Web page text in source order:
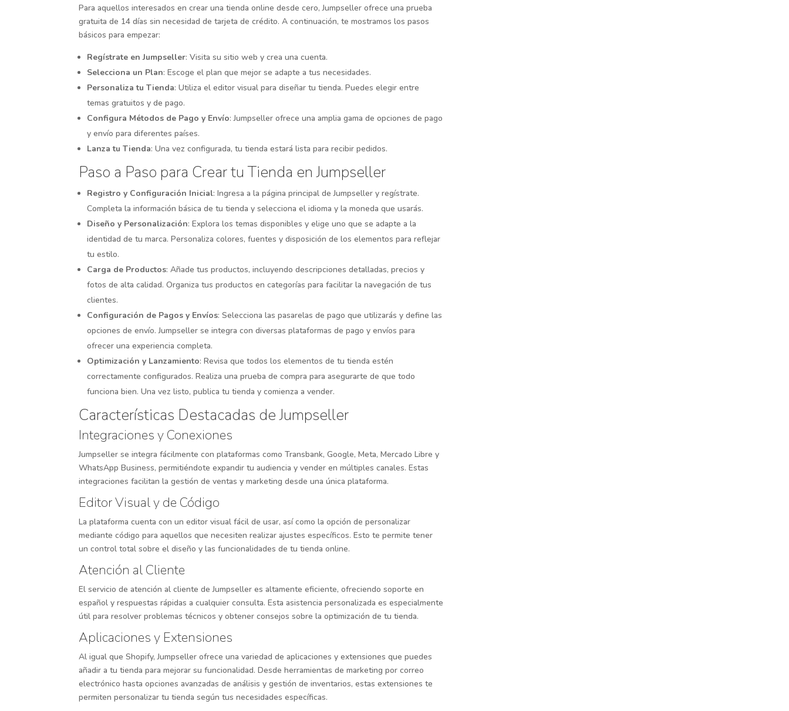
Para aquellos interesados en crear una tienda online desde cero, Jumpseller ofrece una prueba
gratuita de 14 días sin necesidad de tarjeta de crédito. A continuación, te mostramos los pasos
básicos para empezar:
Regístrate en Jumpseller: Visita su sitio web y crea una cuenta.
Selecciona un Plan: Escoge el plan que mejor se adapte a tus necesidades.
Personaliza tu Tienda: Utiliza el editor visual para diseñar tu tienda. Puedes elegir entre
temas gratuitos y de pago.
Configura Métodos de Pago y Envío: Jumpseller ofrece una amplia gama de opciones de pago
y envío para diferentes países.
Lanza tu Tienda: Una vez configurada, tu tienda estará lista para recibir pedidos.
Paso a Paso para Crear tu Tienda en Jumpseller
Registro y Configuración Inicial: Ingresa a la página principal de Jumpseller y regístrate.
Completa la información básica de tu tienda y selecciona el idioma y la moneda que usarás.
Diseño y Personalización: Explora los temas disponibles y elige uno que se adapte a la
identidad de tu marca. Personaliza colores, fuentes y disposición de los elementos para reflejar
tu estilo.
Carga de Productos: Añade tus productos, incluyendo descripciones detalladas, precios y
fotos de alta calidad. Organiza tus productos en categorías para facilitar la navegación de tus
clientes.
Configuración de Pagos y Envíos: Selecciona las pasarelas de pago que utilizarás y define las
opciones de envío. Jumpseller se integra con diversas plataformas de pago y envíos para
ofrecer una experiencia completa.
Optimización y Lanzamiento: Revisa que todos los elementos de tu tienda estén
correctamente configurados. Realiza una prueba de compra para asegurarte de que todo
funciona bien. Una vez listo, publica tu tienda y comienza a vender.
Características Destacadas de Jumpseller
Integraciones y Conexiones
Jumpseller se integra fácilmente con plataformas como Transbank, Google, Meta, Mercado Libre y
WhatsApp Business, permitiéndote expandir tu audiencia y vender en múltiples canales. Estas
integraciones facilitan la gestión de ventas y marketing desde una única plataforma.
Editor Visual y de Código
La plataforma cuenta con un editor visual fácil de usar, así como la opción de personalizar
mediante código para aquellos que necesiten realizar ajustes específicos. Esto te permite tener
un control total sobre el diseño y las funcionalidades de tu tienda online.
Atención al Cliente
El servicio de atención al cliente de Jumpseller es altamente eficiente, ofreciendo soporte en
español y respuestas rápidas a cualquier consulta. Esta asistencia personalizada es especialmente
útil para resolver problemas técnicos y obtener consejos sobre la optimización de tu tienda.
Aplicaciones y Extensiones
Al igual que Shopify, Jumpseller ofrece una variedad de aplicaciones y extensiones que puedes
añadir a tu tienda para mejorar su funcionalidad. Desde herramientas de marketing por correo
electrónico hasta opciones avanzadas de análisis y gestión de inventarios, estas extensiones te
permiten personalizar tu tienda según tus necesidades específicas.